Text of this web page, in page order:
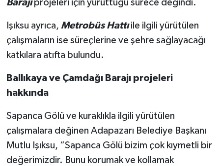
Barajıprojeleri için yürüttüğü sürece değindi.
Işıksu ayrıca, Metrobüs Hattıile ilgili yürütülen
çalışmaların ise süreçlerine ve şehre sağlayacağı
katkılara atıfta bulundu.
Ballıkaya ve Çamdağı Barajı projeleri
hakkında
Sapanca Gölü ve kuraklıkla ilgili yürütülen
çalışmalara değinen Adapazarı Belediye Başkanı
Mutlu Işıksu, “Sapanca Gölü bizim çok kıymetli bir
değerimizdir. Bunu korumak ve kollamak